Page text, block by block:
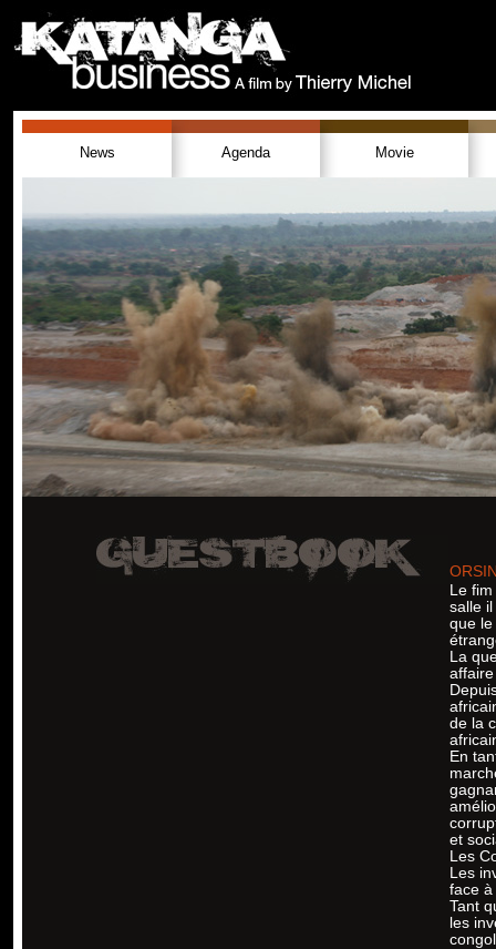
News Agenda Movie
Le
salle
que le
La
de la
En
et
Les
Les
face à
Tant
les